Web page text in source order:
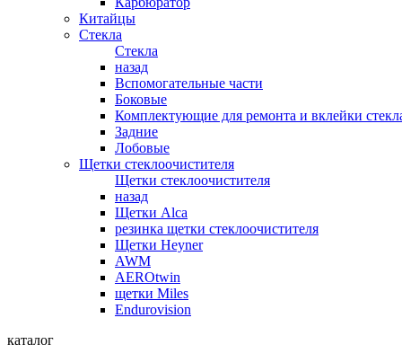
Китайцы
Стекла
Стекла
назад
Вспомогательные части
Боковые
Комплектующие для ремонта и вклейки
Задние
Лобовые
Щетки стеклоочистителя
Щетки стеклоочистителя
назад
Щетки Alca
резинка щетки стеклоочистителя
Щетки Heyner
AWM
AEROtwin
щетки Miles
Endurovision
каталог